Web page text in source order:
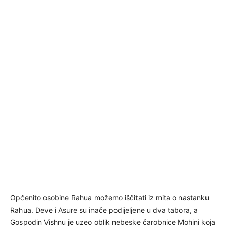
Općenito osobine Rahua možemo iščitati iz mita o nastanku
Rahua. Deve i Asure su inače podijeljene u dva tabora, a
Gospodin Vishnu je uzeo oblik nebeske čarobnice Mohini koja